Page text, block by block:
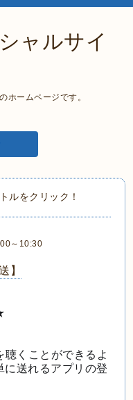
ャルサイ
ホームページです。
ルをクリック！
～10:30
】
くことができるよ
に送れるアプリの登